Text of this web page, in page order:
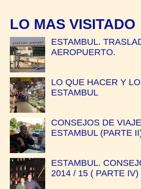
LO MAS VISITADO
ESTAMBUL.
AEROPUERTO.
LO QUE HACER Y
ESTAMBUL
CONSEJOS DE
ESTAMBUL (PARTE
ESTAMBUL.
2014 / 15 ( PARTE IV)